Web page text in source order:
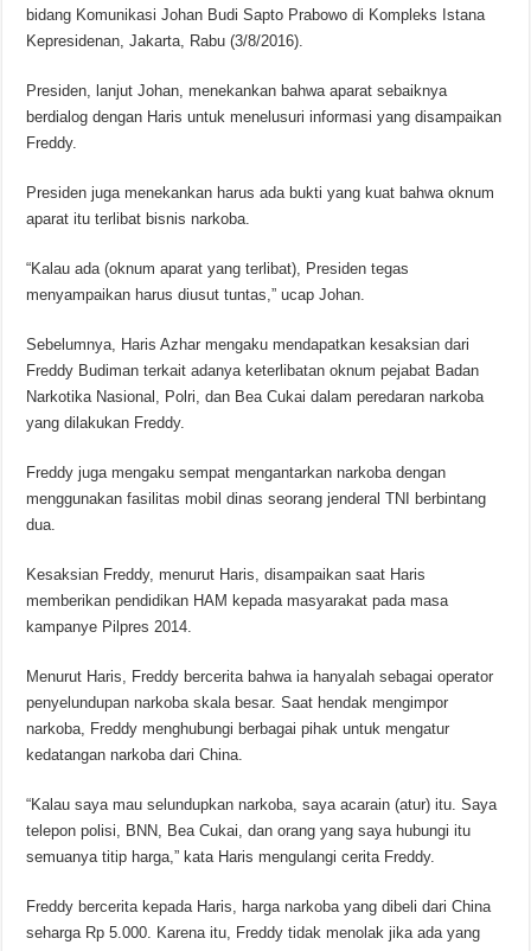
bidang Komunikasi Johan Budi Sapto Prabowo di Kompleks Istana
Kepresidenan, Jakarta, Rabu (3/8/2016).
Presiden, lanjut Johan, menekankan bahwa aparat sebaiknya
berdialog dengan Haris untuk menelusuri informasi yang disampaikan
Freddy.
Presiden juga menekankan harus ada bukti yang kuat bahwa oknum
aparat itu terlibat bisnis narkoba.
“Kalau ada (oknum aparat yang terlibat), Presiden tegas
menyampaikan harus diusut tuntas,” ucap Johan.
Sebelumnya, Haris Azhar mengaku mendapatkan kesaksian dari
Freddy Budiman terkait adanya keterlibatan oknum pejabat Badan
Narkotika Nasional, Polri, dan Bea Cukai dalam peredaran narkoba
yang dilakukan Freddy.
Freddy juga mengaku sempat mengantarkan narkoba dengan
menggunakan fasilitas mobil dinas seorang jenderal TNI berbintang
dua.
Kesaksian Freddy, menurut Haris, disampaikan saat Haris
memberikan pendidikan HAM kepada masyarakat pada masa
kampanye Pilpres 2014.
Menurut Haris, Freddy bercerita bahwa ia hanyalah sebagai operator
penyelundupan narkoba skala besar. Saat hendak mengimpor
narkoba, Freddy menghubungi berbagai pihak untuk mengatur
kedatangan narkoba dari China.
“Kalau saya mau selundupkan narkoba, saya acarain (atur) itu. Saya
telepon polisi, BNN, Bea Cukai, dan orang yang saya hubungi itu
semuanya titip harga,” kata Haris mengulangi cerita Freddy.
Freddy bercerita kepada Haris, harga narkoba yang dibeli dari China
seharga Rp 5.000. Karena itu, Freddy tidak menolak jika ada yang